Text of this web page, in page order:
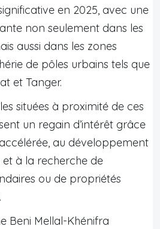
en 2025, avec une
non seulement dans les
aussi dans les zones
de pôles urbains tels que
et Tanger.
situées à proximité de ces
un regain d’intérêt grâce
au développement
et à la recherche de
ou de propriétés
Beni Mellal-Khénifra